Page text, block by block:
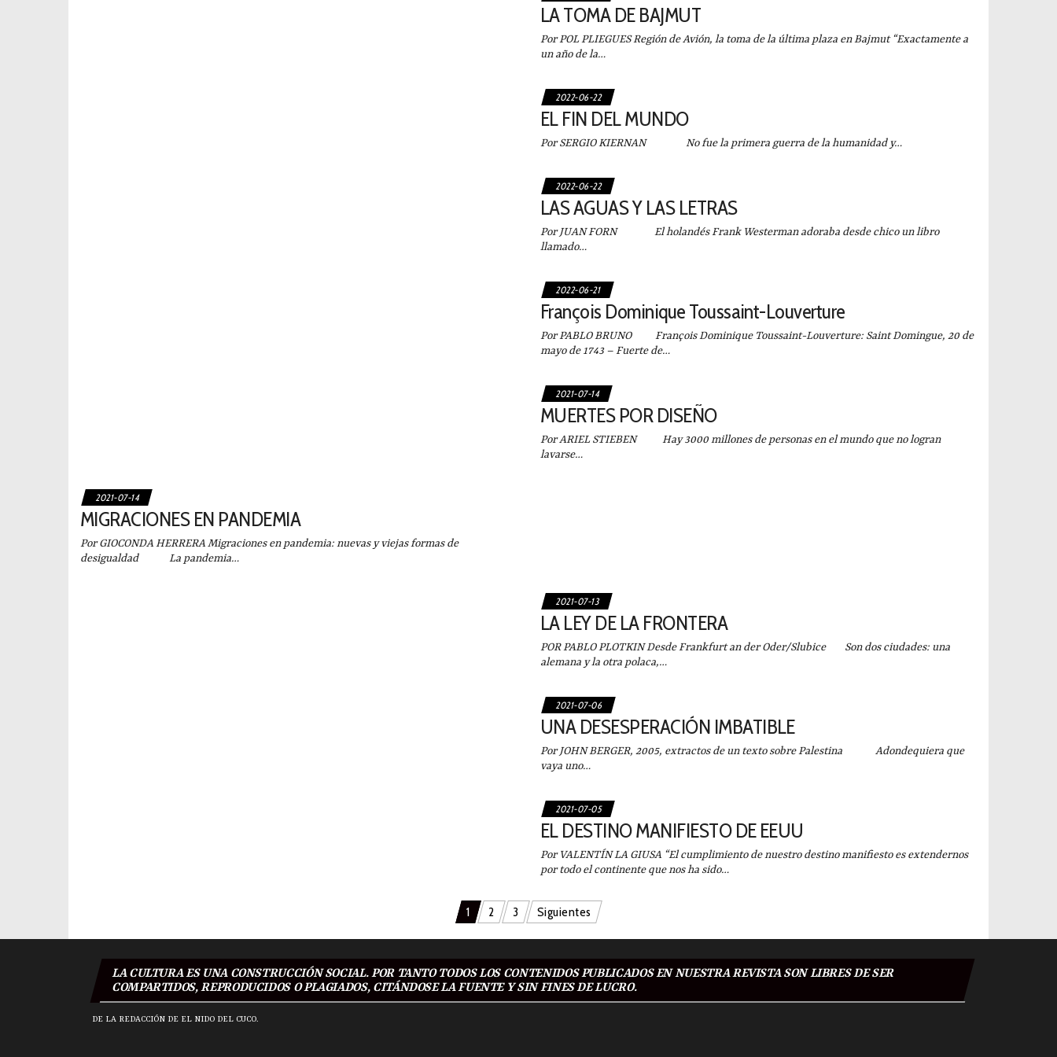
LA TOMA DE BAJMUT
Por POL PLIEGUES Región de Avión, la toma de la última plaza en Bajmut “Exactamente a
un año de la…
2022-06-22
EL FIN DEL MUNDO
Por SERGIO KIERNAN No fue la primera guerra de la humanidad y…
2022-06-22
LAS AGUAS Y LAS LETRAS
Por JUAN FORN El holandés Frank Westerman adoraba desde chico un libro
llamado…
2022-06-21
François Dominique Toussaint-Louverture
Por PABLO BRUNO François Dominique Toussaint-Louverture: Saint Domingue, 20 de
mayo de 1743 – Fuerte de…
2021-07-14
MUERTES POR DISEÑO
Por ARIEL STIEBEN Hay 3000 millones de personas en el mundo que no logran
lavarse…
2021-07-14
MIGRACIONES EN PANDEMIA
Por GIOCONDA HERRERA Migraciones en pandemia: nuevas y viejas formas de
desigualdad La pandemia…
2021-07-13
LA LEY DE LA FRONTERA
POR PABLO PLOTKIN Desde Frankfurt an der Oder/Slubice Son dos ciudades: una
alemana y la otra polaca,…
2021-07-06
UNA DESESPERACIÓN IMBATIBLE
Por JOHN BERGER, 2005, extractos de un texto sobre Palestina Adondequiera que
vaya uno…
2021-07-05
EL DESTINO MANIFIESTO DE EEUU
Por VALENTÍN LA GIUSA “El cumplimiento de nuestro destino manifiesto es extendernos
por todo el continente que nos ha sido…
de
entradas
1 2 3 Siguientes
LA CULTURA ES UNA CONSTRUCCIÓN SOCIAL. POR TANTO TODOS LOS CONTENIDOS PUBLICADOS EN NUESTRA REVISTA SON LIBRES DE SER
COMPARTIDOS, REPRODUCIDOS O PLAGIADOS, CITÁNDOSE LA FUENTE Y SIN FINES DE LUCRO.
DE LA REDACCIÓN DE EL NIDO DEL CUCO.